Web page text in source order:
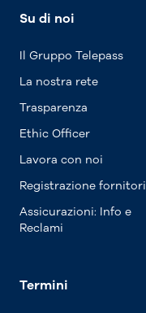
Su di noi
Il Gruppo Telepass
La nostra rete
Trasparenza
Ethic Officer
Lavora con noi
Registrazione fornitori
Assicurazioni: Info e
Reclami
Termini